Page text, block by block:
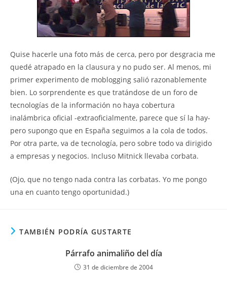
Quise hacerle una foto más de cerca, pero por desgracia me
quedé atrapado en la clausura y no pudo ser. Al menos, mi
primer experimento de moblogging salió razonablemente
bien. Lo sorprendente es que tratándose de un foro de
tecnologías de la información no haya cobertura
inalámbrica oficial -extraoficialmente, parece que sí la hay-
pero supongo que en España seguimos a la cola de todos.
Por otra parte, va de tecnología, pero sobre todo va dirigido
a empresas y negocios. Incluso Mitnick llevaba corbata.
(Ojo, que no tengo nada contra las corbatas. Yo me pongo
una en cuanto tengo oportunidad.)
TAMBIÉN PODRÍA GUSTARTE
Párrafo animaliño del día
31 de diciembre de 2004